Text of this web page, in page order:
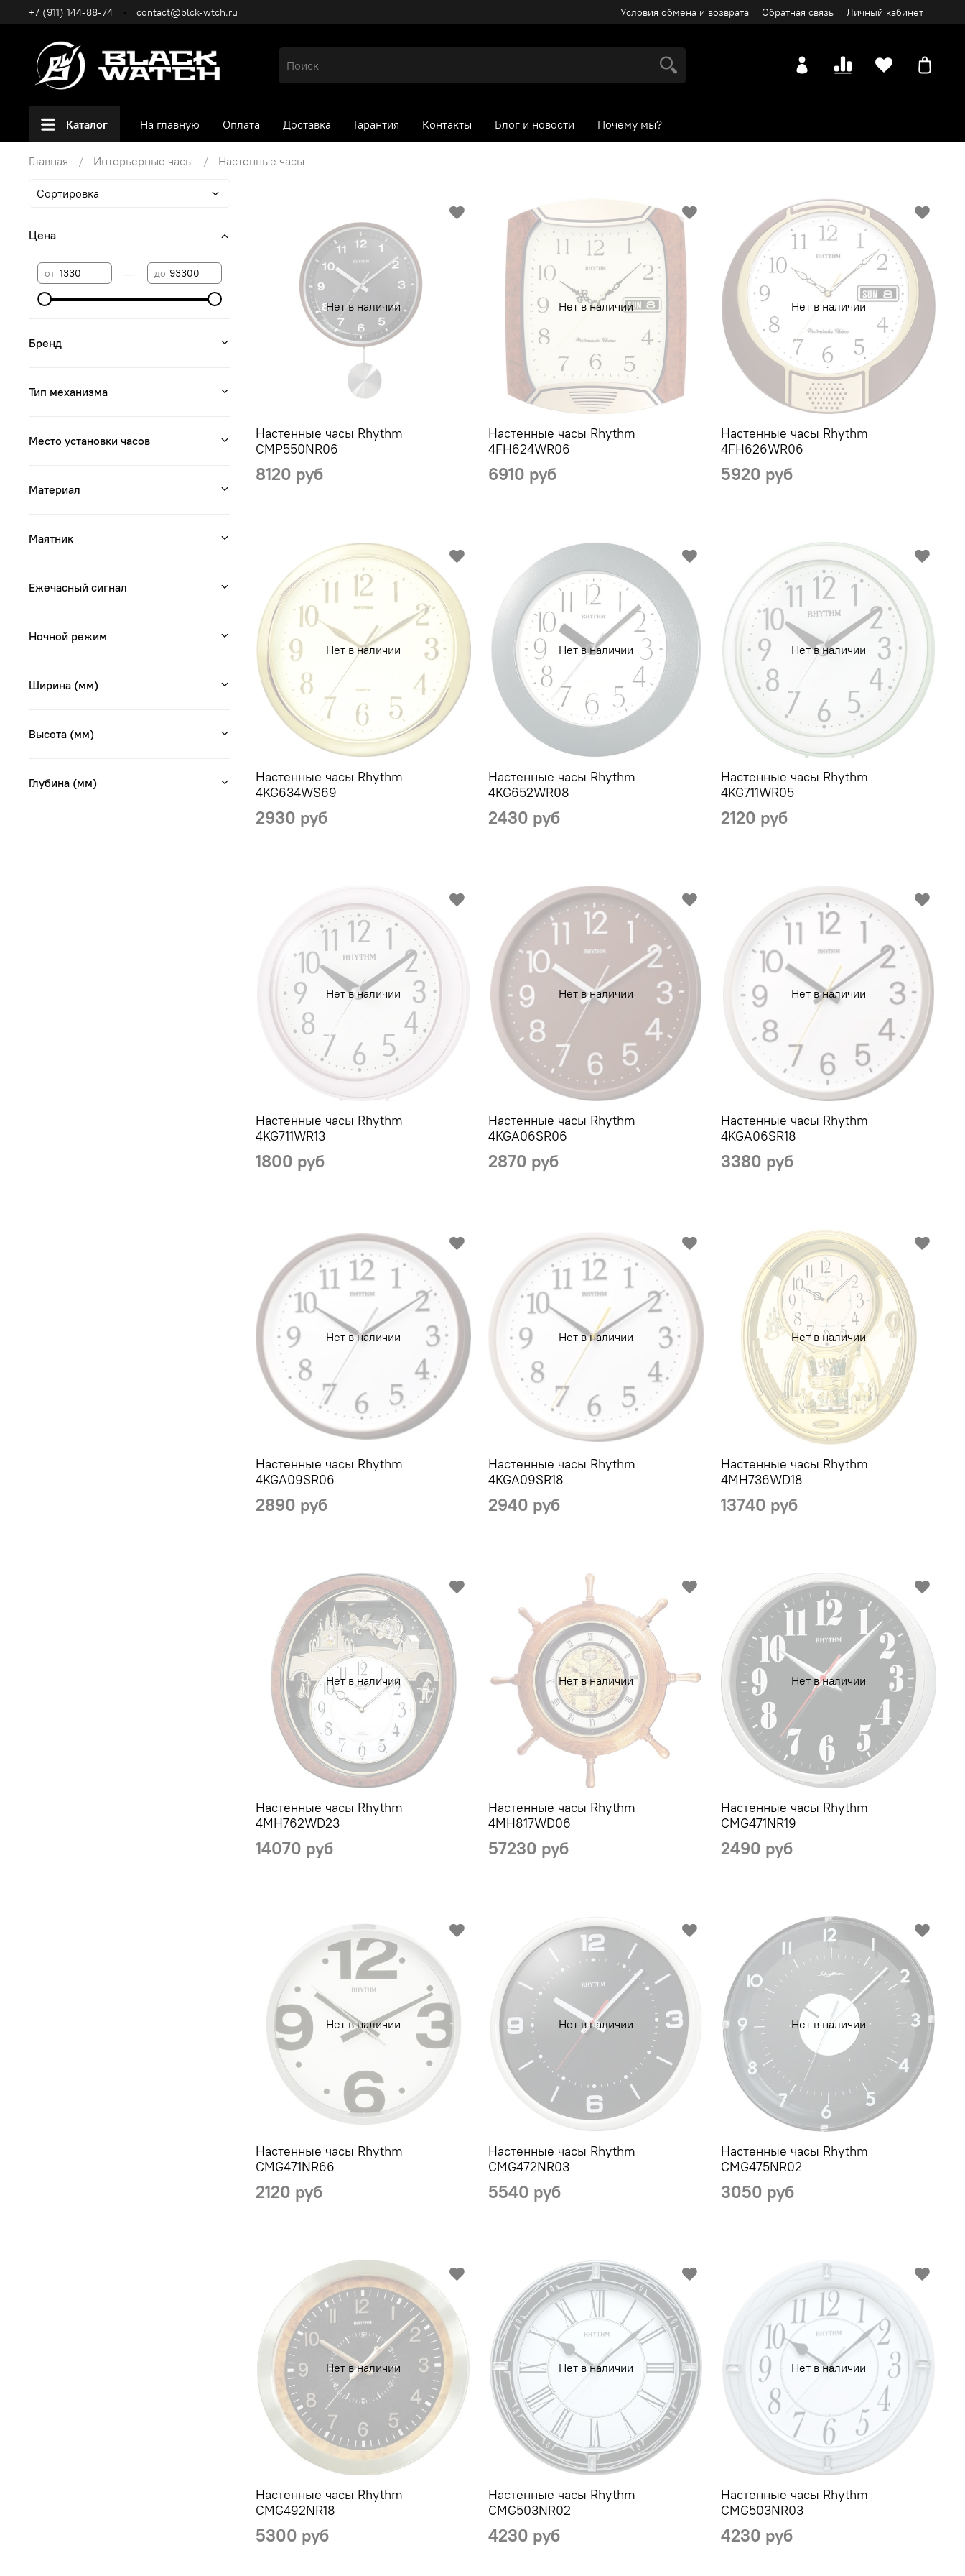
Условия обмена и возврата Обратная связь Личный кабинет
+7 (911) 144-88-74 contact@blck-wtch.ru
Каталог На главную Оплата Доставка Гарантия Контакты Блог и новости Почему мы?
Главная Интерьерные часы Настенные часы
Нет в наличии
Настенные часы Rhythm
CMP550NR06
8120 руб
Нет в наличии
Настенные часы Rhythm
4FH624WR06
6910 руб
Нет в наличии
Настенные часы Rhythm
4FH626WR06
5920 руб
Нет в наличии
Настенные часы Rhythm
4KG634WS69
2930 руб
Нет в наличии
Настенные часы Rhythm
4KG652WR08
2430 руб
Нет в наличии
Настенные часы Rhythm
4KG711WR05
2120 руб
Нет в наличии
Настенные часы Rhythm
4KG711WR13
1800 руб
Нет в наличии
Настенные часы Rhythm
4KGA06SR06
2870 руб
Нет в наличии
Настенные часы Rhythm
4KGA06SR18
3380 руб
Нет в наличии
Настенные часы Rhythm
4KGA09SR06
2890 руб
Нет в наличии
Настенные часы Rhythm
4KGA09SR18
2940 руб
Нет в наличии
Настенные часы Rhythm
4MH736WD18
13740 руб
Нет в наличии
Настенные часы Rhythm
4MH762WD23
14070 руб
Нет в наличии
Настенные часы Rhythm
4MH817WD06
57230 руб
Нет в наличии
Настенные часы Rhythm
CMG471NR19
2490 руб
Нет в наличии
Настенные часы Rhythm
CMG471NR66
2120 руб
Нет в наличии
Настенные часы Rhythm
CMG472NR03
5540 руб
Нет в наличии
Настенные часы Rhythm
CMG475NR02
3050 руб
Нет в наличии
Настенные часы Rhythm
CMG492NR18
5300 руб
Нет в наличии
Настенные часы Rhythm
CMG503NR02
4230 руб
Нет в наличии
Настенные часы Rhythm
CMG503NR03
4230 руб
Цена
от до
Бренд
Тип механизма
Место установки часов
Материал
Маятник
Ежечасный сигнал
Ночной режим
Ширина (мм)
Высота (мм)
Глубина (мм)